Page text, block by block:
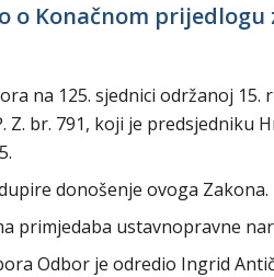
o Konačnom prijedlogu
na 125. sjednici održanoj 15.
br. 791, koji je predsjedniku
donošenje ovoga Zakona.
primjedaba ustavnopravne
Odbor je odredio Ingrid